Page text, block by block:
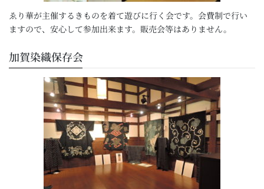
ゑり華が主催するきものを着て遊びに行く会です。会費制で行い
ますので、安心して参加出来ます。販売会等はありません。
加賀染織保存会